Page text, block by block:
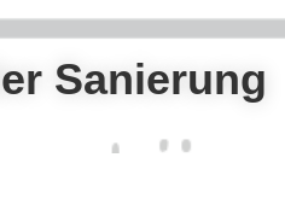
Sanierung